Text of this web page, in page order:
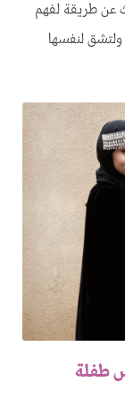
عن طريقة لفهم
ولتشق لنفسها
طفلة